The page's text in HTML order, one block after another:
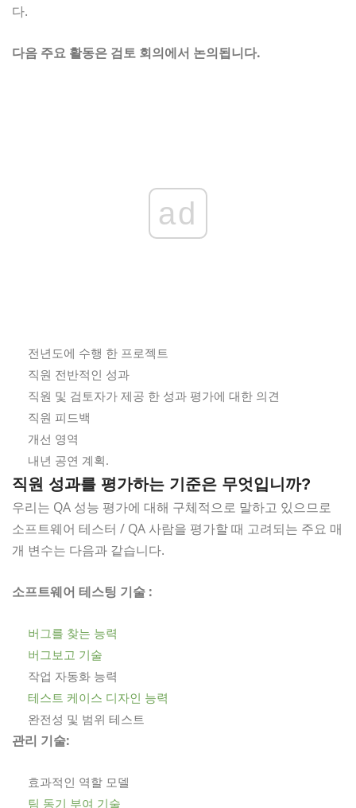
다.
다음 주요 활동은 검토 회의에서 논의됩니다.
ad
전년도에 수행 한 프로젝트
직원 전반적인 성과
직원 및 검토자가 제공 한 성과 평가에 대한 의견
직원 피드백
개선 영역
내년 공연 계획.
직원 성과를 평가하는 기준은 무엇입니까?
우리는 QA 성능 평가에 대해 구체적으로 말하고 있으므로
소프트웨어 테스터 / QA 사람을 평가할 때 고려되는 주요 매
개 변수는 다음과 같습니다.
소프트웨어 테스팅 기술 :
버그를 찾는 능력
버그보고 기술
작업 자동화 능력
테스트 케이스 디자인 능력
완전성 및 범위 테스트
관리 기술:
효과적인 역할 모델
팀 동기 부여 기술